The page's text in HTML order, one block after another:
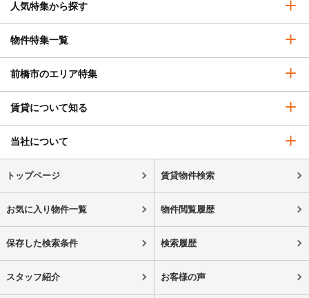
人気特集から探す
物件特集一覧
前橋市のエリア特集
賃貸について知る
当社について
トップページ 賃貸物件検索
お気に入り物件一覧 物件閲覧履歴
保存した検索条件 検索履歴
スタッフ紹介 お客様の声